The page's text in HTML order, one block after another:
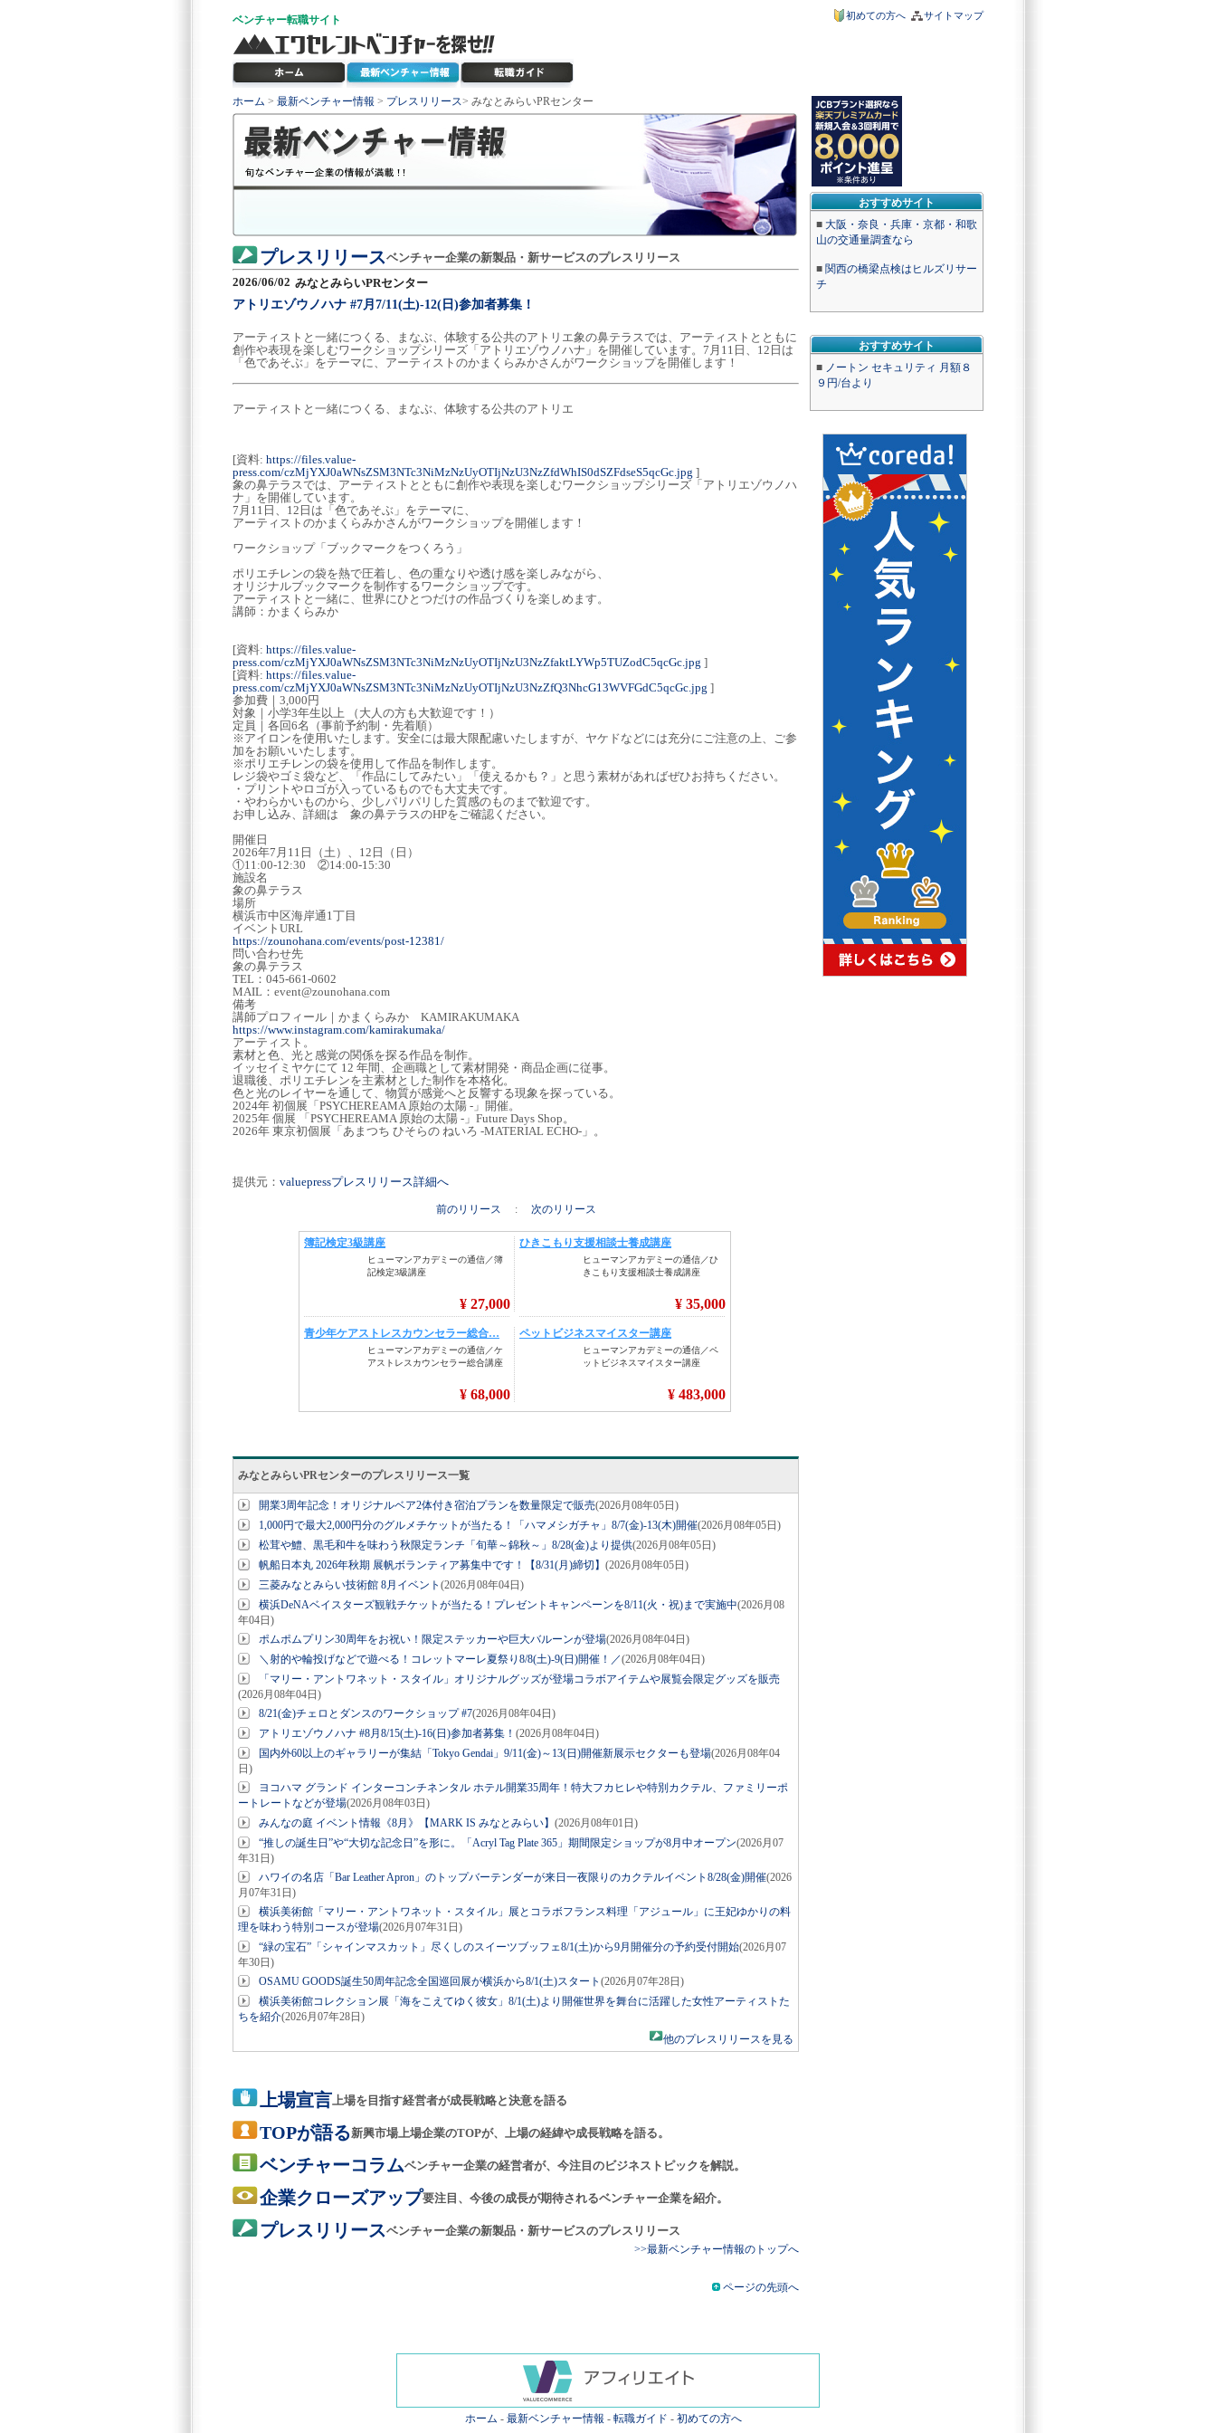
ベンチャー転職サイト サイトマップ
初めての方へ
おすすめサイト
■ 大阪・奈良・兵庫・京都・和歌
山の交通量調査なら
■ 関西の橋梁点検はヒルズリサー
チ
おすすめサイト
■ ノートン セキュリティ 月額８
９円/台より
ホーム > 最新ベンチャー情報 > プレスリリース> みなとみらいPRセンター
プレスリリースベンチャー企業の新製品・新サービスのプレスリリース
2026/06/02 みなとみらいPRセンター
アトリエゾウノハナ #7月7/11(土)-12(日)参加者募集！
アーティストと一緒につくる、まなぶ、体験する公共のアトリエ象の鼻テラスでは、アーティストとともに
創作や表現を楽しむワークショップシリーズ「アトリエゾウノハナ」を開催しています。7月11日、12日は
「色であそぶ」をテーマに、アーティストのかまくらみかさんがワークショップを開催します！
アーティストと一緒につくる、まなぶ、体験する公共のアトリエ
[資料: https://files.value-
press.com/czMjYXJ0aWNsZSM3NTc3NiMzNzUyOTIjNzU3NzZfdWhIS0dSZFdseS5qcGc.jpg ]
象の鼻テラスでは、アーティストとともに創作や表現を楽しむワークショップシリーズ「アトリエゾウノハ
ナ」を開催しています。
7月11日、12日は「色であそぶ」をテーマに、
アーティストのかまくらみかさんがワークショップを開催します！
ワークショップ「ブックマークをつくろう」
ポリエチレンの袋を熱で圧着し、色の重なりや透け感を楽しみながら、
オリジナルブックマークを制作するワークショップです。
アーティストと一緒に、世界にひとつだけの作品づくりを楽しめます。
講師：かまくらみか
[資料: https://files.value-
press.com/czMjYXJ0aWNsZSM3NTc3NiMzNzUyOTIjNzU3NzZfaktLYWp5TUZodC5qcGc.jpg ]
[資料: https://files.value-
press.com/czMjYXJ0aWNsZSM3NTc3NiMzNzUyOTIjNzU3NzZfQ3NhcG13WVFGdC5qcGc.jpg ]
参加費｜3,000円
対象｜小学3年生以上 （大人の方も大歓迎です！）
定員｜各回6名（事前予約制・先着順）
※アイロンを使用いたします。安全には最大限配慮いたしますが、ヤケドなどには充分にご注意の上、ご参
加をお願いいたします。
※ポリエチレンの袋を使用して作品を制作します。
レジ袋やゴミ袋など、「作品にしてみたい」「使えるかも？」と思う素材があればぜひお持ちください。
・プリントやロゴが入っているものでも大丈夫です。
・やわらかいものから、少しパリパリした質感のものまで歓迎です。
お申し込み、詳細は 象の鼻テラスのHPをご確認ください。
開催日
2026年7月11日（土）、12日（日）
①11:00-12:30 ②14:00-15:30
施設名
象の鼻テラス
場所
横浜市中区海岸通1丁目
イベントURL
https://zounohana.com/events/post-12381/
問い合わせ先
象の鼻テラス
TEL：045-661-0602
MAIL：event@zounohana.com
備考
講師プロフィール｜かまくらみか KAMIRAKUMAKA
https://www.instagram.com/kamirakumaka/
アーティスト。
素材と色、光と感覚の関係を探る作品を制作。
イッセイミヤケにて 12 年間、企画職として素材開発・商品企画に従事。
退職後、ポリエチレンを主素材とした制作を本格化。
色と光のレイヤーを通して、物質が感覚へと反響する現象を探っている。
2024年 初個展「PSYCHEREAMA 原始の太陽 -」開催。
2025年 個展 「PSYCHEREAMA 原始の太陽 -」Future Days Shop。
2026年 東京初個展「あまつち ひそらの ねいろ -MATERIAL ECHO-」。
提供元： valuepressプレスリリース詳細へ
前のリリース : 次のリリース
みなとみらいPRセンターのプレスリリース一覧
開業3周年記念！オリジナルベア2体付き宿泊プランを数量限定で販売(2026月08年05日)
1,000円で最大2,000円分のグルメチケットが当たる！「ハマメシガチャ」8/7(金)-13(木)開催(2026月08年05日)
松茸や鱧、黒毛和牛を味わう秋限定ランチ「旬華～錦秋～」8/28(金)より提供(2026月08年05日)
帆船日本丸 2026年秋期 展帆ボランティア募集中です！【8/31(月)締切】 (2026月08年05日)
三菱みなとみらい技術館 8月イベント (2026月08年04日)
横浜DeNAベイスターズ観戦チケットが当たる！プレゼントキャンペーンを8/11(火・祝)まで実施中(2026月08
年04日)
ポムポムプリン30周年をお祝い！限定ステッカーや巨大バルーンが登場(2026月08年04日)
＼射的や輪投げなどで遊べる！コレットマーレ夏祭り8/8(土)-9(日)開催！／(2026月08年04日)
「マリー・アントワネット・スタイル」オリジナルグッズが登場コラボアイテムや展覧会限定グッズを販売
(2026月08年04日)
8/21(金)チェロとダンスのワークショップ #7(2026月08年04日)
アトリエゾウノハナ #8月8/15(土)-16(日)参加者募集！ (2026月08年04日)
国内外60以上のギャラリーが集結「Tokyo Gendai」9/11(金)～13(日)開催新展示セクターも登場(2026月08年04
日)
ヨコハマ グランド インターコンチネンタル ホテル開業35周年！特大フカヒレや特別カクテル、ファミリーポ
ートレートなどが登場(2026月08年03日)
みんなの庭 イベント情報《8月》【MARK IS みなとみらい】 (2026月08年01日)
“推しの誕生日”や“大切な記念日”を形に。「Acryl Tag Plate 365」期間限定ショップが8月中オープン(2026月07
年31日)
ハワイの名店「Bar Leather Apron」のトップバーテンダーが来日一夜限りのカクテルイベント8/28(金)開催(2026
月07年31日)
横浜美術館「マリー・アントワネット・スタイル」展とコラボフランス料理「アジュール」に王妃ゆかりの料
理を味わう特別コースが登場(2026月07年31日)
“緑の宝石”「シャインマスカット」尽くしのスイーツブッフェ8/1(土)から9月開催分の予約受付開始(2026月07
年30日)
OSAMU GOODS誕生50周年記念全国巡回展が横浜から8/1(土)スタート (2026月07年28日)
横浜美術館コレクション展「海をこえてゆく彼女」8/1(土)より開催世界を舞台に活躍した女性アーティストた
ちを紹介(2026月07年28日)
他のプレスリリースを見る
上場宣言上場を目指す経営者が成長戦略と決意を語る
TOPが語る新興市場上場企業のTOPが、上場の経緯や成長戦略を語る。
ベンチャーコラムベンチャー企業の経営者が、今注目のビジネストピックを解説。
企業クローズアップ要注目、今後の成長が期待されるベンチャー企業を紹介。
プレスリリースベンチャー企業の新製品・新サービスのプレスリリース
>>最新ベンチャー情報のトップへ
ページの先頭へ
ホーム - 最新ベンチャー情報 - 転職ガイド - 初めての方へ